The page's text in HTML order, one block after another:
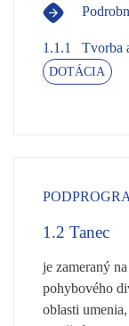
1.1.1 Tvorba
DOTÁCIA
1.2 Tanec
je zameraný
pohybového
oblasti